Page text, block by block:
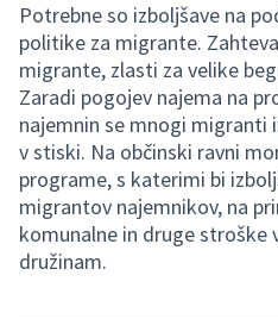
Potrebne so izboljšave na
politike za migrante.
migrante, zlasti za velike
Zaradi pogojev najema na
najemnin se mnogi migranti
v stiski. Na občinski ravni
programe, s katerimi bi
migrantov najemnikov, na
komunalne in druge
družinam.